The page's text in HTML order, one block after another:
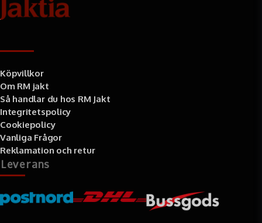
Köpvillkor
Om RM jakt
Så handlar du hos RM Jakt
Integritetspolicy
Cookiepolicy
Vanliga Frågor
Reklamation och retur
Leverans